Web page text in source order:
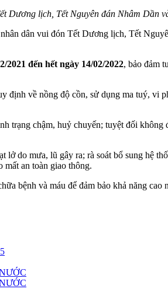
Dương lịch, Tết Nguyên đán Nhâm Dần
dân vui đón Tết Dương lịch, Tết
2021 đến hết ngày 14/02/2022, bảo đảm
về nồng độ cồn, sử dụng ma tuý, vi
chậm, huỷ chuyến; tuyệt đối không
do mưa, lũ gây ra; rà soát bổ sung hệ
mất an toàn giao thông.
và máu để đảm bảo khả năng cao